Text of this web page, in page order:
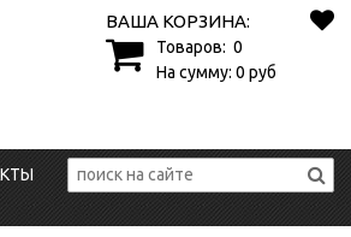
ВАША КОРЗИНА:
Товаров: 0
На сумму: 0 руб